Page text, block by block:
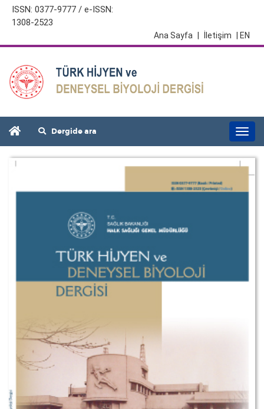
ISSN: 0377-9777 / e-ISSN:
1308-2523
| EN
İletişim
Ana Sayfa
Dergide ara